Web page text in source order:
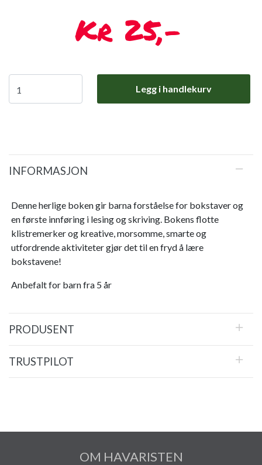
25,-
Legg i handlekurv
INFORMASJON
Denne herlige boken gir barna forståelse for bokstaver og
en første innføring i lesing og skriving. Bokens flotte
klistremerker og kreative, morsomme, smarte og
utfordrende aktiviteter gjør det til en fryd å lære
bokstavene!
Anbefalt for barn fra 5 år
PRODUSENT
TRUSTPILOT
OM HAVARISTEN